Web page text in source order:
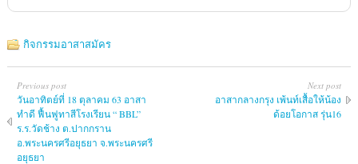
กิจกรรมอาสาสมัคร
Previous post
วันอาทิตย์ที่ 18 ตุลาคม 63 อาสา
ทำดี ฟื้นฟูทาสีโรงเรียน “ BBL”
ร.ร.วัดช้าง ต.ปากกราน
อ.พระนครศรีอยุธยา จ.พระนครศรี
อยุธยา
Next post
อาสากลางกรุง เพ้นท์เสื้อให้น้อง
ด้อยโอกาส รุ่น16